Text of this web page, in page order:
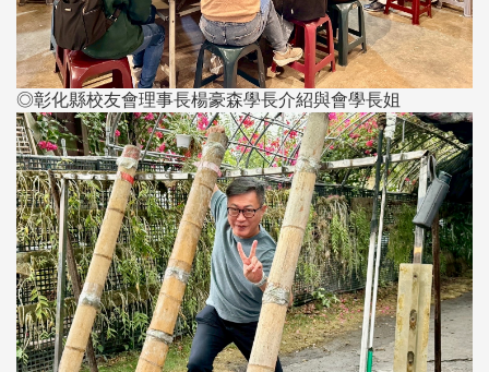
◎彰化縣校友會理事長楊豪森學長介紹與會學長姐